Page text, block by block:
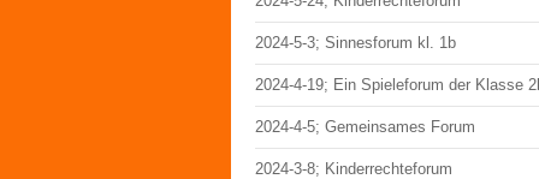
2024-5-3; Sinnesforum kl. 1b
2024-4-19; Ein Spieleforum der Klasse
2024-4-5; Gemeinsames Forum
2024-3-8; Kinderrechteforum